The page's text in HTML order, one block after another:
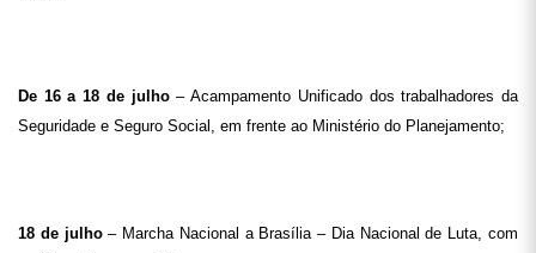
De 16 a 18 de julho– Acampamento Unificado dos trabalhadores da
Seguridade e Seguro Social, em frente ao Ministério do Planejamento;
18 de julho– Marcha Nacional a Brasília – Dia Nacional de Luta, com